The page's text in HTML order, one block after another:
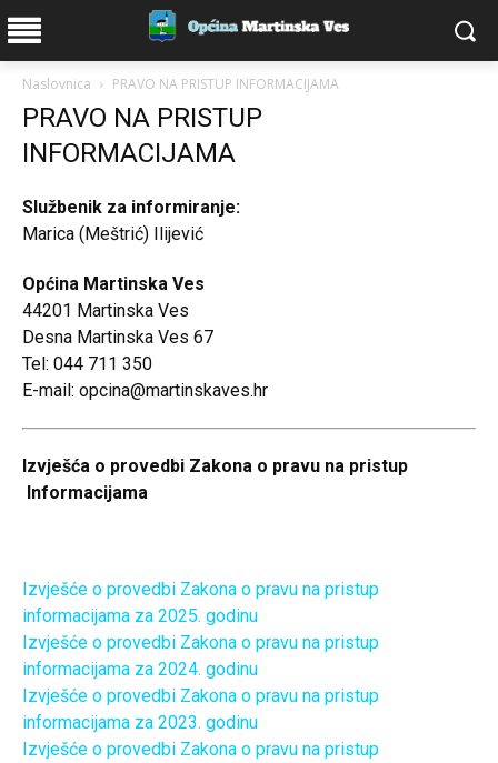
Naslovnica PRAVO NA PRISTUP INFORMACIJAMA
PRAVO NA PRISTUP
INFORMACIJAMA
Službenik za informiranje:
Marica (Meštrić) Ilijević
Općina Martinska Ves
44201 Martinska Ves
Desna Martinska Ves 67
Tel: 044 711 350
E-mail: opcina@martinskaves.hr
Izvješća o provedbi Zakona o pravu na pristup
Informacijama
Izvješće o provedbi Zakona o pravu na pristup
informacijama za 2025. godinu
Izvješće o provedbi Zakona o pravu na pristup
informacijama za 2024. godinu
Izvješće o provedbi Zakona o pravu na pristup
informacijama za 2023. godinu
Izvješće o provedbi Zakona o pravu na pristup